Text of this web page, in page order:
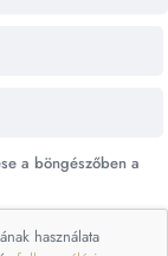
a böngészőben a
használata